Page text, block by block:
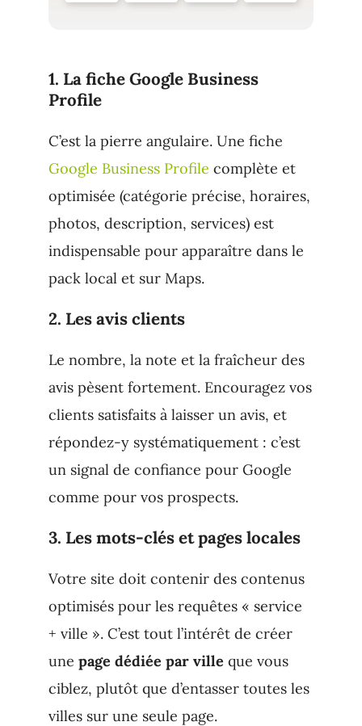
1. La fiche Google Business
Profile
C’est la pierre angulaire. Une fiche
Google Business Profile complète et
optimisée (catégorie précise, horaires,
photos, description, services) est
indispensable pour apparaître dans le
pack local et sur Maps.
2. Les avis clients
Le nombre, la note et la fraîcheur des
avis pèsent fortement. Encouragez vos
clients satisfaits à laisser un avis, et
répondez-y systématiquement : c’est
un signal de confiance pour Google
comme pour vos prospects.
3. Les mots-clés et pages locales
Votre site doit contenir des contenus
optimisés pour les requêtes « service
+ ville ». C’est tout l’intérêt de créer
une page dédiée par ville que vous
ciblez, plutôt que d’entasser toutes les
villes sur une seule page.